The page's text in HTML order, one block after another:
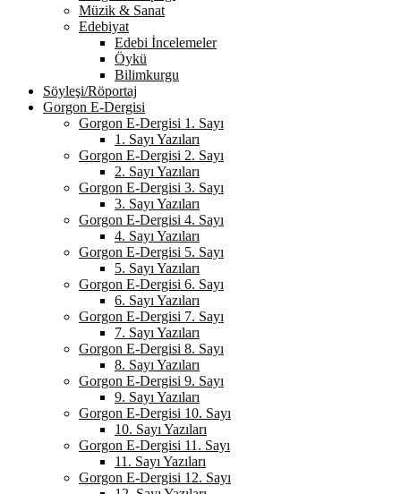
Müzik & Sanat
Edebiyat
Edebi İncelemeler
Öykü
Bilimkurgu
Söyleşi/Röportaj
Gorgon E-Dergisi
Gorgon E-Dergisi 1. Sayı
1. Sayı Yazıları
Gorgon E-Dergisi 2. Sayı
2. Sayı Yazıları
Gorgon E-Dergisi 3. Sayı
3. Sayı Yazıları
Gorgon E-Dergisi 4. Sayı
4. Sayı Yazıları
Gorgon E-Dergisi 5. Sayı
5. Sayı Yazıları
Gorgon E-Dergisi 6. Sayı
6. Sayı Yazıları
Gorgon E-Dergisi 7. Sayı
7. Sayı Yazıları
Gorgon E-Dergisi 8. Sayı
8. Sayı Yazıları
Gorgon E-Dergisi 9. Sayı
9. Sayı Yazıları
Gorgon E-Dergisi 10. Sayı
10. Sayı Yazıları
Gorgon E-Dergisi 11. Sayı
11. Sayı Yazıları
Gorgon E-Dergisi 12. Sayı